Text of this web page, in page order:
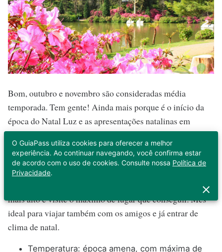
Bom, outubro e novembro são consideradas média
temporada. Tem gente! Ainda mais porque é o início da
época do Natal Luz e as apresentações natalinas em
Gramado.
Outubro: o agito começa novamente, ainda mais no mês
das crianças né? As atrações temáticas são ótimas por
serem divertidas e lúdicas. Deixe o seu lado criança falar
mais alto e visite o máximo de lugar que conseguir. Mês
ideal para viajar também com os amigos e já entrar de
clima de natal.
Temperatura: época amena, com máxima de
O GuiaPass utiliza cookies para oferecer a melhor
experiência. Ao continuar navegando, você confirma estar
de acordo com o uso de cookies. Consulte nossa Política de
Privacidade.